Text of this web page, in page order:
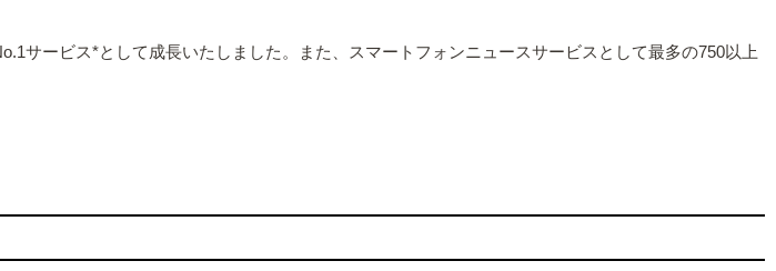
サービス*として成長いたしました。また、スマートフォンニュースサービスとして最多の750以上